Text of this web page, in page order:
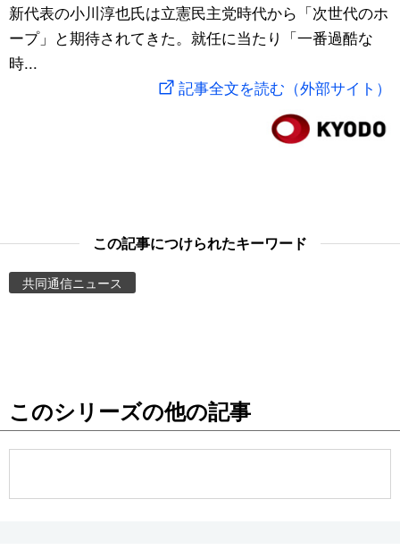
文化
動画/Live
People
スポーツ・東京2020
新代表の小川淳也氏は立憲民主党時代から「次世代のホ
ープ」と期待されてきた。就任に当たり「一番過酷な
時...
記事全文を読む（外部サイト）
この記事につけられたキーワード
共同通信ニュース
このシリーズの他の記事